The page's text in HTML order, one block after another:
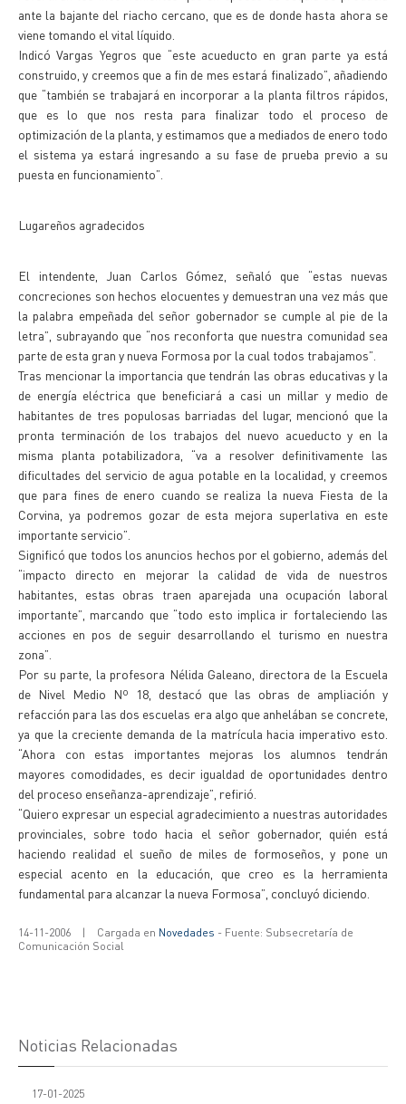
ante la bajante del riacho cercano, que es de donde hasta ahora se
viene tomando el vital líquido.
Indicó Vargas Yegros que “este acueducto en gran parte ya está
construido, y creemos que a fin de mes estará finalizado”, añadiendo
que “también se trabajará en incorporar a la planta filtros rápidos,
que es lo que nos resta para finalizar todo el proceso de
optimización de la planta, y estimamos que a mediados de enero todo
el sistema ya estará ingresando a su fase de prueba previo a su
puesta en funcionamiento”.
Lugareños agradecidos
El intendente, Juan Carlos Gómez, señaló que “estas nuevas
concreciones son hechos elocuentes y demuestran una vez más que
la palabra empeñada del señor gobernador se cumple al pie de la
letra”, subrayando que “nos reconforta que nuestra comunidad sea
parte de esta gran y nueva Formosa por la cual todos trabajamos”.
Tras mencionar la importancia que tendrán las obras educativas y la
de energía eléctrica que beneficiará a casi un millar y medio de
habitantes de tres populosas barriadas del lugar, mencionó que la
pronta terminación de los trabajos del nuevo acueducto y en la
misma planta potabilizadora, “va a resolver definitivamente las
dificultades del servicio de agua potable en la localidad, y creemos
que para fines de enero cuando se realiza la nueva Fiesta de la
Corvina, ya podremos gozar de esta mejora superlativa en este
importante servicio”.
Significó que todos los anuncios hechos por el gobierno, además del
“impacto directo en mejorar la calidad de vida de nuestros
habitantes, estas obras traen aparejada una ocupación laboral
importante”, marcando que “todo esto implica ir fortaleciendo las
acciones en pos de seguir desarrollando el turismo en nuestra
zona”.
Por su parte, la profesora Nélida Galeano, directora de la Escuela
de Nivel Medio Nº 18, destacó que las obras de ampliación y
refacción para las dos escuelas era algo que anhelában se concrete,
ya que la creciente demanda de la matrícula hacia imperativo esto.
“Ahora con estas importantes mejoras los alumnos tendrán
mayores comodidades, es decir igualdad de oportunidades dentro
del proceso enseñanza-aprendizaje”, refirió.
“Quiero expresar un especial agradecimiento a nuestras autoridades
provinciales, sobre todo hacia el señor gobernador, quién está
haciendo realidad el sueño de miles de formoseños, y pone un
especial acento en la educación, que creo es la herramienta
fundamental para alcanzar la nueva Formosa”, concluyó diciendo.
14-11-2006 | Cargada en Novedades - Fuente: Subsecretaría de
Comunicación Social
Noticias Relacionadas
17-01-2025